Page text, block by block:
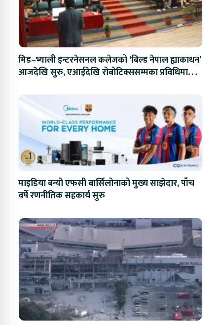
मिड–भ्याली इन्टरनेसनल कलेजको ‘बिल्ड नेपाल ह्याकाथन’
आजदेखि सुरु, एआईदेखि रोबोटिक्ससम्मका प्रविधिमा
माइडिया बन्यो एफसी बार्सिलोनाको मुख्य साझेदार, पाँच
वर्षे रणनीतिक सहकार्य सुरु